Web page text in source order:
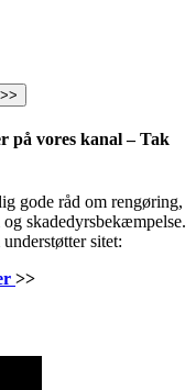
på vores kanal – Tak
gode råd om rengøring,
skadedyrsbekæmpelse.
sitet:
>>